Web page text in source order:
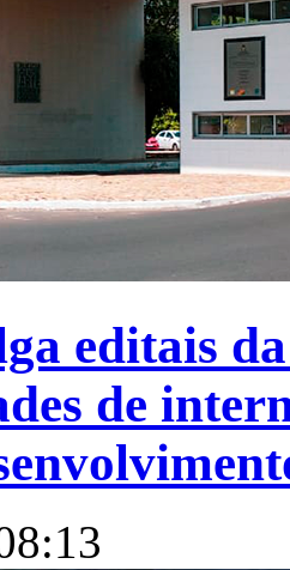
editais
de